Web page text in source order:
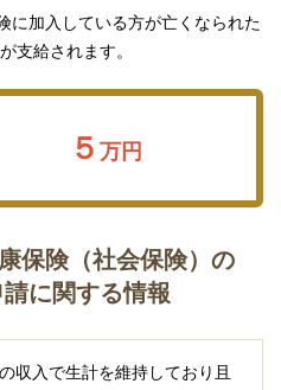
に加入している方が亡くなられた
支給されます。
５万円
保険（社会保険）の
請に関する情報
収入で生計を維持しており且